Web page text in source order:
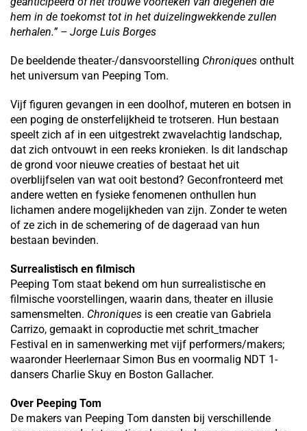
hem in de toekomst tot in het duizelingwekkende zullen
herhalen.” – Jorge Luis Borges
De beeldende theater-/dansvoorstelling Chroniques onthult
het universum van Peeping Tom.
Vijf figuren gevangen in een doolhof, muteren en botsen in
een poging de onsterfelijkheid te trotseren. Hun bestaan
speelt zich af in een uitgestrekt zwavelachtig landschap,
dat zich ontvouwt in een reeks kronieken. Is dit landschap
de grond voor nieuwe creaties of bestaat het uit
overblijfselen van wat ooit bestond? Geconfronteerd met
andere wetten en fysieke fenomenen onthullen hun
lichamen andere mogelijkheden van zijn. Zonder te weten
of ze zich in de schemering of de dageraad van hun
bestaan bevinden.
Surrealistisch en filmisch
Peeping Tom staat bekend om hun surrealistische en
filmische voorstellingen, waarin dans, theater en illusie
samensmelten. Chroniques is een creatie van Gabriela
Carrizo, gemaakt in coproductie met schrit_tmacher
Festival en in samenwerking met vijf performers/makers;
waaronder Heerlernaar Simon Bus en voormalig NDT 1-
dansers Charlie Skuy en Boston Gallacher.
Over Peeping Tom
De makers van Peeping Tom dansten bij verschillende